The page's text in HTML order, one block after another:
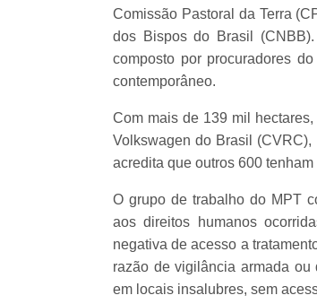
Comissão Pastoral da Terra
dos Bispos do Brasil
composto por procuradores
contemporâneo.
Com mais de 139 mil
Volkswagen do Brasil
acredita que outros 600
O grupo de trabalho do MPT
aos direitos humanos
negativa de acesso a
razão de vigilância armada
em locais insalubres, sem